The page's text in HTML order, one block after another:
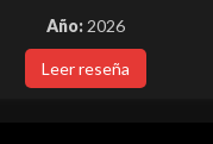
Año: 2026
Leer reseña